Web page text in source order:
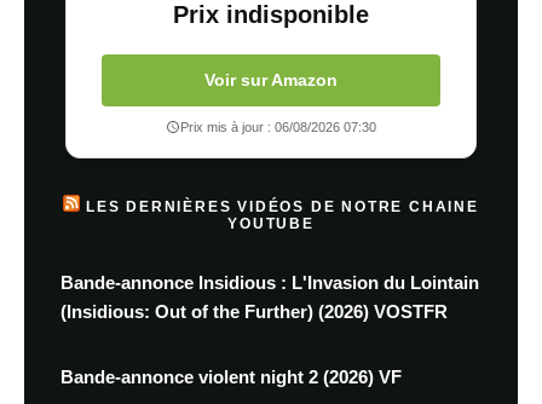
Prix indisponible
Voir sur Amazon
Prix mis à jour : 06/08/2026 07:30
LES DERNIÈRES VIDÉOS DE NOTRE CHAINE
YOUTUBE
Bande-annonce Insidious : L'Invasion du Lointain
(Insidious: Out of the Further) (2026) VOSTFR
Bande-annonce violent night 2 (2026) VF